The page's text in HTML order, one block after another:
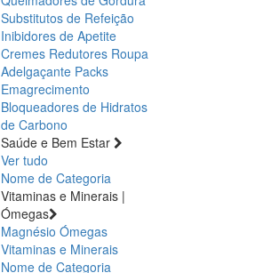
Substitutos de Refeição
Inibidores de Apetite
Cremes Redutores Roupa
Adelgaçante Packs
Emagrecimento
Bloqueadores de Hidratos
de Carbono
Saúde e Bem Estar
Ver tudo
Nome de Categoria
Vitaminas e Minerais |
Ómegas
Magnésio Ómegas
Vitaminas e Minerais
Nome de Categoria